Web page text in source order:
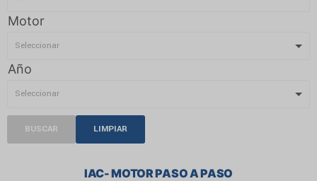
Motor
Año
BUSCAR LIMPIAR
IAC- MOTOR PASO A PASO